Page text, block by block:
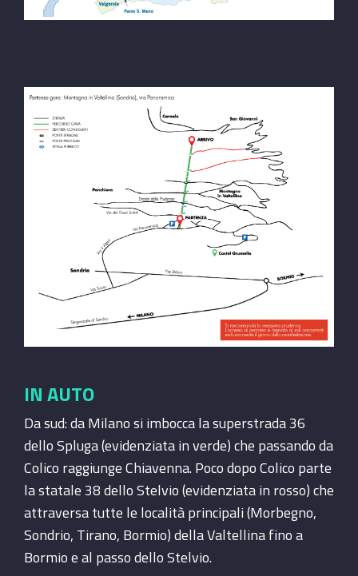
IN AUTO
Da sud: da Milano si imbocca la superstrada 36
dello Spluga (evidenziata in verde) che passando da
Colico raggiunge Chiavenna. Poco dopo Colico parte
la statale 38 dello Stelvio (evidenziata in rosso) che
attraversa tutte le località principali (Morbegno,
Sondrio, Tirano, Bormio) della Valtellina fino a
Bormio e al passo dello Stelvio.